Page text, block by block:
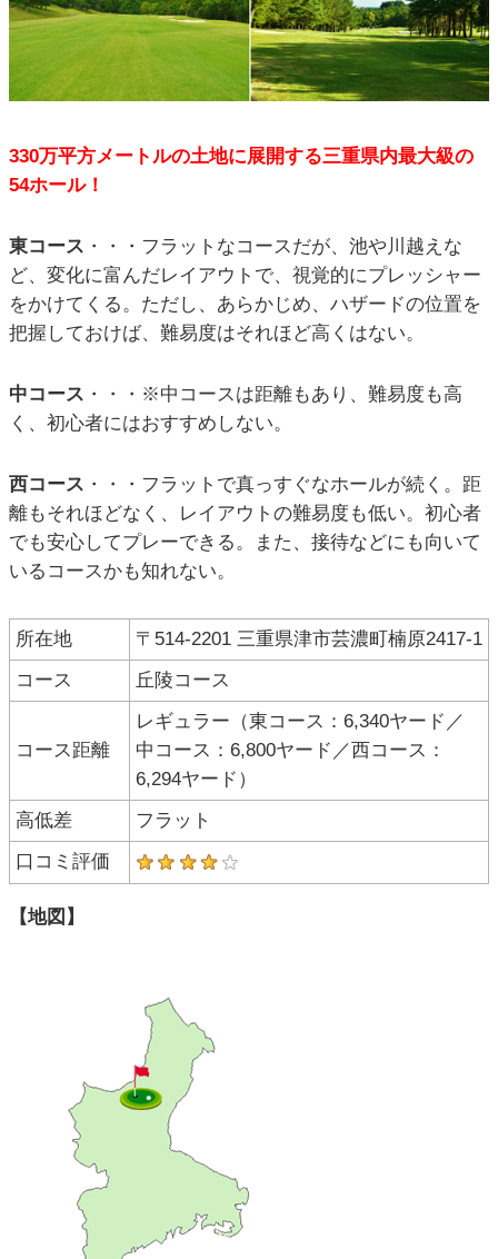
330万平方メートルの土地に展開する三重県内最大級の
54ホール！
東コース ・・・フラットなコースだが、池や川越えな
ど、変化に富んだレイアウトで、視覚的にプレッシャー
をかけてくる。ただし、あらかじめ、ハザードの位置を
把握しておけば、難易度はそれほど高くはない。
中コース ・・・※中コースは距離もあり、難易度も高
く、初心者にはおすすめしない。
西コース ・・・フラットで真っすぐなホールが続く。距
離もそれほどなく、レイアウトの難易度も低い。初心者
でも安心してプレーできる。また、接待などにも向いて
いるコースかも知れない。
所在地
〒514-2201 三重県津市芸濃町楠原2417-1
コース
丘陵コース
コース距離
レギュラー（東コース：6,340ヤード／
中コース：6,800ヤード／西コース：
6,294ヤード）
高低差
フラット
口コミ評価
【地図】